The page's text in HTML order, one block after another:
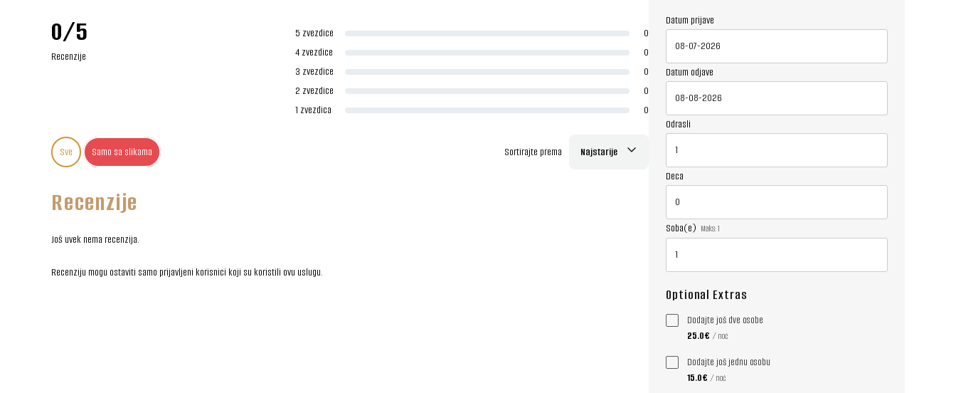
0/5
Recenzije
5 zvezdice
0
4 zvezdice
0
3 zvezdice
0
2 zvezdice
0
1 zvezdica
0
Sve Samo sa slikama Sortirajte prema Najstarije
Recenzije
Još uvek nema recenzija.
Recenziju mogu ostaviti samo prijavljeni korisnici koji su koristili ovu uslugu.
Datum prijave
Datum odjave
Odrasli
Deca
Soba(e) Maks:1
Optional Extras
Dodajte još dve osobe
25.0€ / noć
Dodajte još jednu osobu
15.0€ / noć